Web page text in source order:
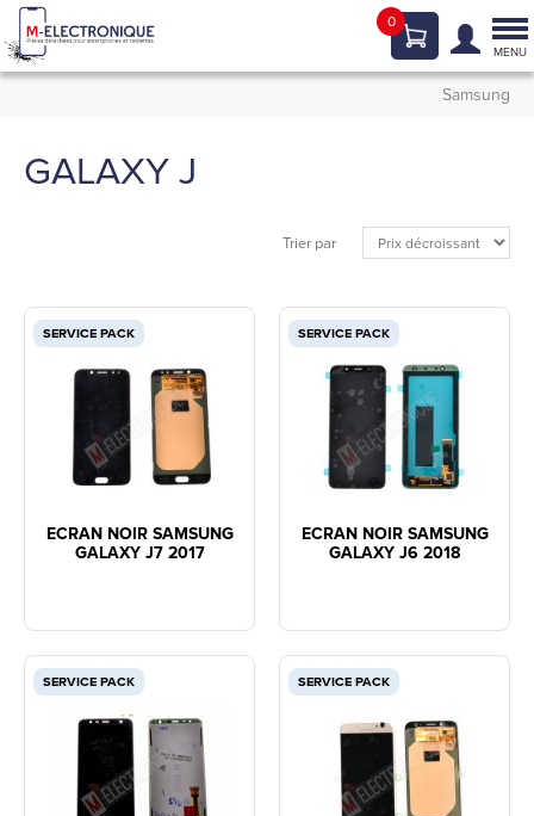
0
MENU
Samsung
GALAXY J
Trier par
SERVICE PACK
ECRAN NOIR SAMSUNG
GALAXY J7 2017
SERVICE PACK
ECRAN NOIR SAMSUNG
GALAXY J6 2018
SERVICE PACK SERVICE PACK